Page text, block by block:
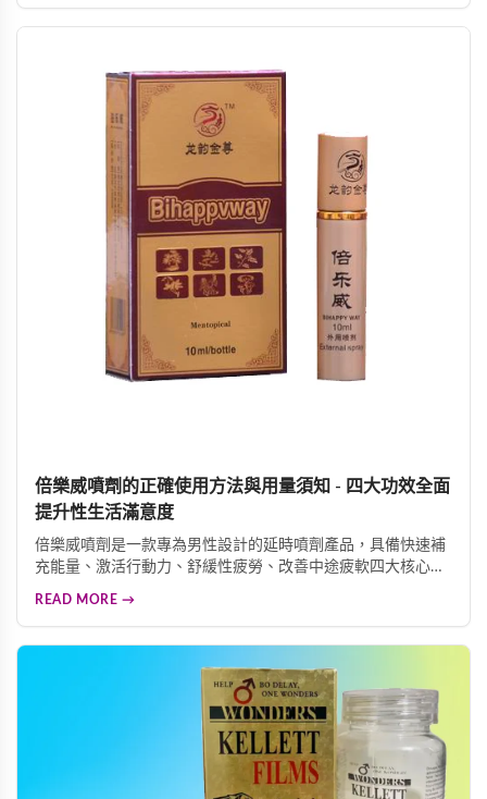
規，理性且負責任地使用。
倍樂威噴劑的正確使用方法與用量須知 - 四大功效全面
提升性生活滿意度
倍樂威噴劑是一款專為男性設計的延時噴劑產品，具備快速補
充能量、激活行動力、舒緩性疲勞、改善中途疲軟四大核心功
果可持續30分鐘至3小時，是提升性生活品質的理想選擇。
READ MORE →